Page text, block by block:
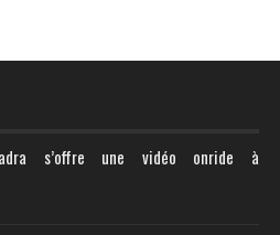
s’offre une vidéo onride à